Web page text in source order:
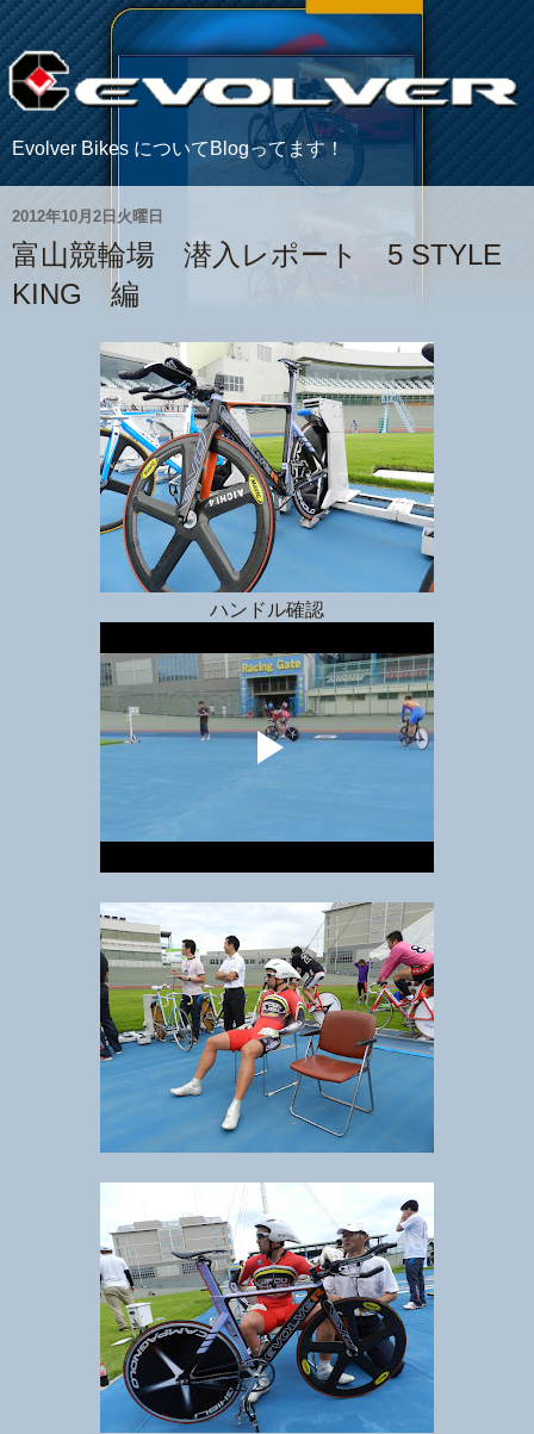
Evolver Bikes についてBlogってます！
2012年10月2日火曜日
富山競輪場 潜入レポート 5 STYLE
KING 編
ハンドル確認